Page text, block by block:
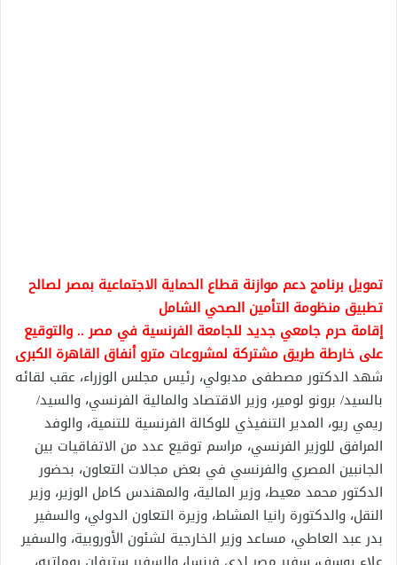
تمويل برنامج دعم موازنة قطاع الحماية الاجتماعية بمصر لصالح
تطبيق منظومة التأمين الصحي الشامل
إقامة حرم جامعي جديد للجامعة الفرنسية في مصر .. والتوقيع
على خارطة طريق مشتركة لمشروعات مترو أنفاق القاهرة الكبرى
شهد الدكتور مصطفى مدبولي، رئيس مجلس الوزراء، عقب لقائه
بالسيد/ برونو لومير، وزير الاقتصاد والمالية الفرنسي، والسيد/
ريمي ريو، المدير التنفيذي للوكالة الفرنسية للتنمية، والوفد
المرافق للوزير الفرنسي، مراسم توقيع عدد من الاتفاقيات بين
الجانبين المصري والفرنسي في بعض مجالات التعاون، بحضور
الدكتور محمد معيط، وزير المالية، والمهندس كامل الوزير، وزير
النقل، والدكتورة رانيا المشاط، وزيرة التعاون الدولي، والسفير
بدر عبد العاطي، مساعد وزير الخارجية لشئون الأوروبية، والسفير